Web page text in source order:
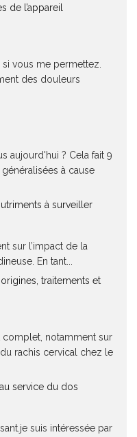
de l’appareil
vous me permettez.
des douleurs
aujourd'hui ? Cela fait 9
à cause
à surveiller
sur l’impact de la
En tant...
traitements et
notamment sur
rachis cervical chez le
service du dos
suis intéressée par